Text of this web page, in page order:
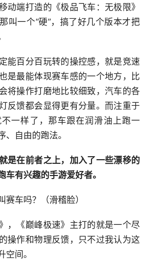
动端打造的《极品飞车：无极限》
叫一个“硬”，搞了好几个版本才把
能百分百玩转的操控感，就是竞速
是最能体现赛车感的一个地方，比
将操作打磨地比较细致，汽车的各
反馈都会显得更有分量。而注重于
一样了，那车跟在润滑油上跑一
、自由的跑法。
是在前者之上，加入了一些漂移的
车有兴趣的手游爱好者。
赛车吗？（滑稽脸）
，《巅峰极速》主打的就是一个尽
操作和物理反馈，只不过我认为这
空间。